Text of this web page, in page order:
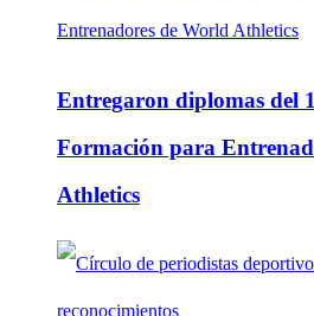
Entregaron diplomas del
Formación para
Athletics